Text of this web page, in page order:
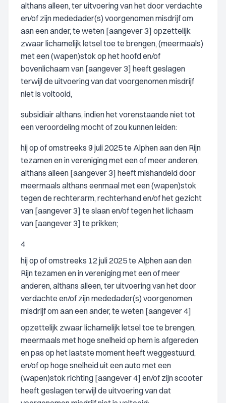
althans alleen, ter uitvoering van het door verdachte
en/of zijn mededader(s) voorgenomen misdrijf om
aan een ander, te weten [aangever 3] opzettelijk
zwaar lichamelijk letsel toe te brengen, (meermaals)
met een (wapen)stok op het hoofd en/of
bovenlichaam van [aangever 3] heeft geslagen
terwijl de uitvoering van dat voorgenomen misdrijf
niet is voltooid,
subsidiair althans, indien het vorenstaande niet tot
een veroordeling mocht of zou kunnen leiden:
hij op of omstreeks 9 juli 2025 te Alphen aan den Rijn
tezamen en in vereniging met een of meer anderen,
althans alleen [aangever 3] heeft mishandeld door
meermaals althans eenmaal met een (wapen)stok
tegen de rechterarm, rechterhand en/of het gezicht
van [aangever 3] te slaan en/of tegen het lichaam
van [aangever 3] te prikken;
4
hij op of omstreeks 12 juli 2025 te Alphen aan den
Rijn tezamen en in vereniging met een of meer
anderen, althans alleen, ter uitvoering van het door
verdachte en/of zijn mededader(s) voorgenomen
misdrijf om aan een ander, te weten [aangever 4]
opzettelijk zwaar lichamelijk letsel toe te brengen,
meermaals met hoge snelheid op hem is afgereden
en pas op het laatste moment heeft weggestuurd,
en/of op hoge snelheid uit een auto met een
(wapen)stok richting [aangever 4] en/of zijn scooter
heeft geslagen terwijl de uitvoering van dat